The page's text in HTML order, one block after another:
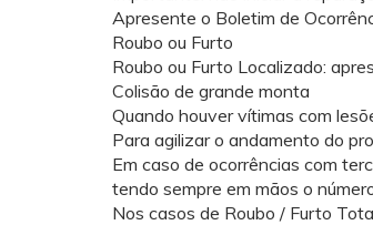
Apresente o Boletim de
Roubo ou Furto
Roubo ou Furto Localizado:
Colisão de grande monta
Quando houver vítimas com
Para agilizar o andamento do
Em caso de ocorrências com
tendo sempre em mãos o
Nos casos de Roubo / Furto